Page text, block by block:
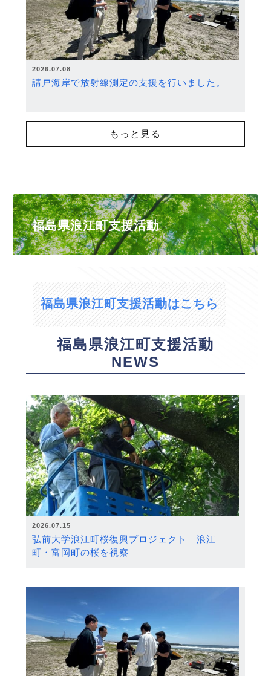
2026.07.08
請戸海岸で放射線測定の支援を行いました。
もっと見る
福島県浪江町支援活動
福島県浪江町支援活動はこちら
福島県浪江町支援活動
NEWS
2026.07.15
弘前大学浪江町桜復興プロジェクト 浪江
町・富岡町の桜を視察